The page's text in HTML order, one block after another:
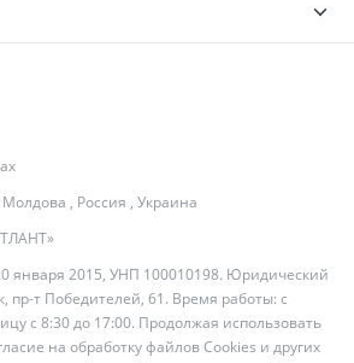
января 2015, УНП 100010198. Юридический
пр-т Победителей, 61. Время работы: с
с 8:30 до 17:00. Продолжая использовать
на обработку файлов Cookies и других
Молдова , Россия , Украина